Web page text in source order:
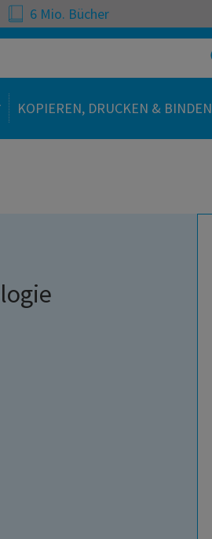
6 Mio. Bücher
KOPIEREN, DRUCKEN & BINDEN